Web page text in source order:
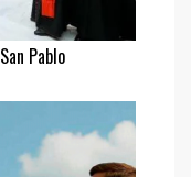
Pablo